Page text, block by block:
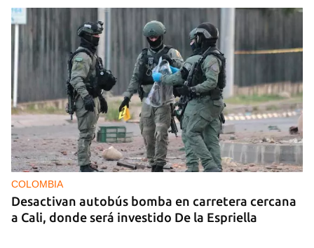
COLOMBIA
Desactivan autobús bomba en carretera cercana
a Cali, donde será investido De la Espriella